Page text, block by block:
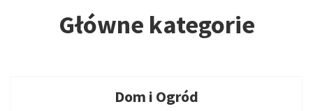
Główne kategorie
Dom i Ogród